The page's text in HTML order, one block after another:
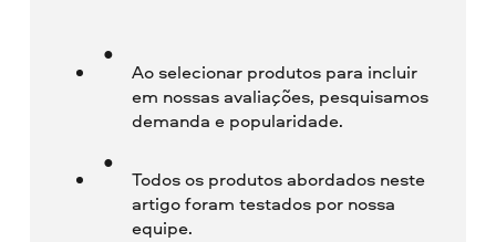
Ao selecionar produtos para incluir
em nossas avaliações, pesquisamos
demanda e popularidade.
Todos os produtos abordados neste
artigo foram testados por nossa
equipe.